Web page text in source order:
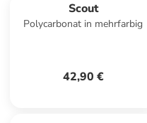
Scout
Polycarbonat in mehrfarbig
42,90 €